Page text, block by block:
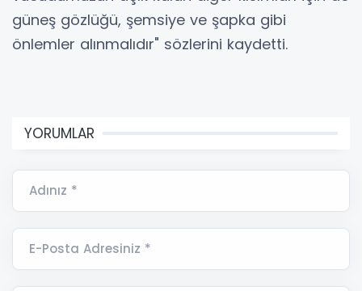
güneş gözlüğü, şemsiye ve şapka gibi
önlemler alınmalıdır" sözlerini kaydetti.
YORUMLAR
Adınız *
E-Posta Adresiniz *